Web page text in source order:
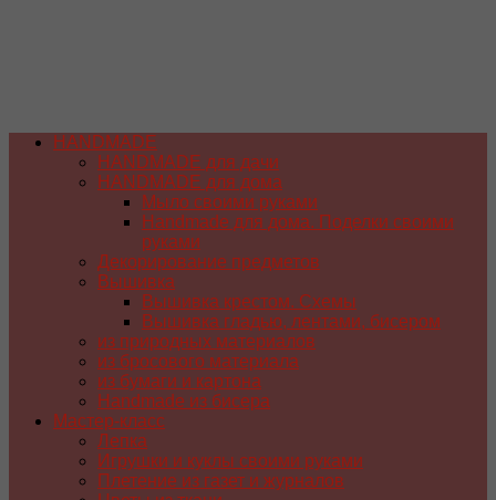
HANDMADE
HANDMADE для дачи
HANDMADE для дома
Мыло своими руками
Handmade для дома. Поделки своими
руками
Декорирование предметов
Вышивка
Вышивка крестом. Схемы
Вышивка гладью, лентами, бисером
из природных материалов
из бросового материала
из бумаги и картона
Handmade из бисера
Мастер-класс
Лепка
Игрушки и куклы своими руками
Плетение из газет и журналов